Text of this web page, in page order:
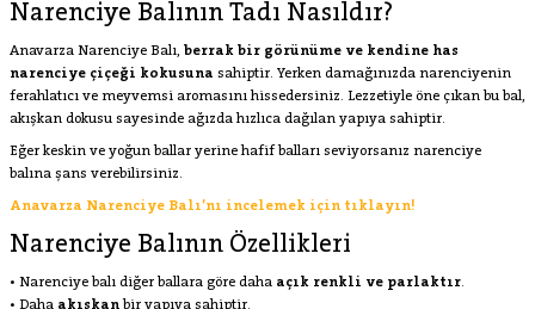
Narenciye Balının Tadı Nasıldır?
Anavarza Narenciye Balı, berrak bir görünüme ve kendine has
narenciye çiçeği kokusuna sahiptir. Yerken damağınızda narenciyenin
ferahlatıcı ve meyvemsi aromasını hissedersiniz. Lezzetiyle öne çıkan bu bal,
akışkan dokusu sayesinde ağızda hızlıca dağılan yapıya sahiptir.
Eğer keskin ve yoğun ballar yerine hafif balları seviyorsanız narenciye
balına şans verebilirsiniz.
Anavarza Narenciye Balı’nı incelemek için tıklayın!
Narenciye Balının Özellikleri
• Narenciye balı diğer ballara göre daha açık renkli ve parlaktır.
• Daha akışkan bir yapıya sahiptir.